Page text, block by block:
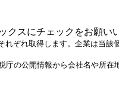
クスにチェックをお願い
ぞれ取得します。企業は当
の公開情報から会社名や所